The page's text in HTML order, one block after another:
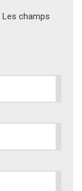
Les champs